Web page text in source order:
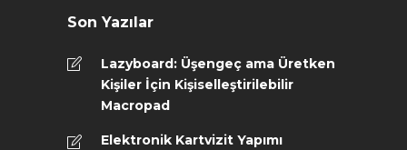
Son Yazılar
Lazyboard: Üşengeç ama Üretken
Kişiler İçin Kişiselleştirilebilir
Macropad
Elektronik Kartvizit Yapımı